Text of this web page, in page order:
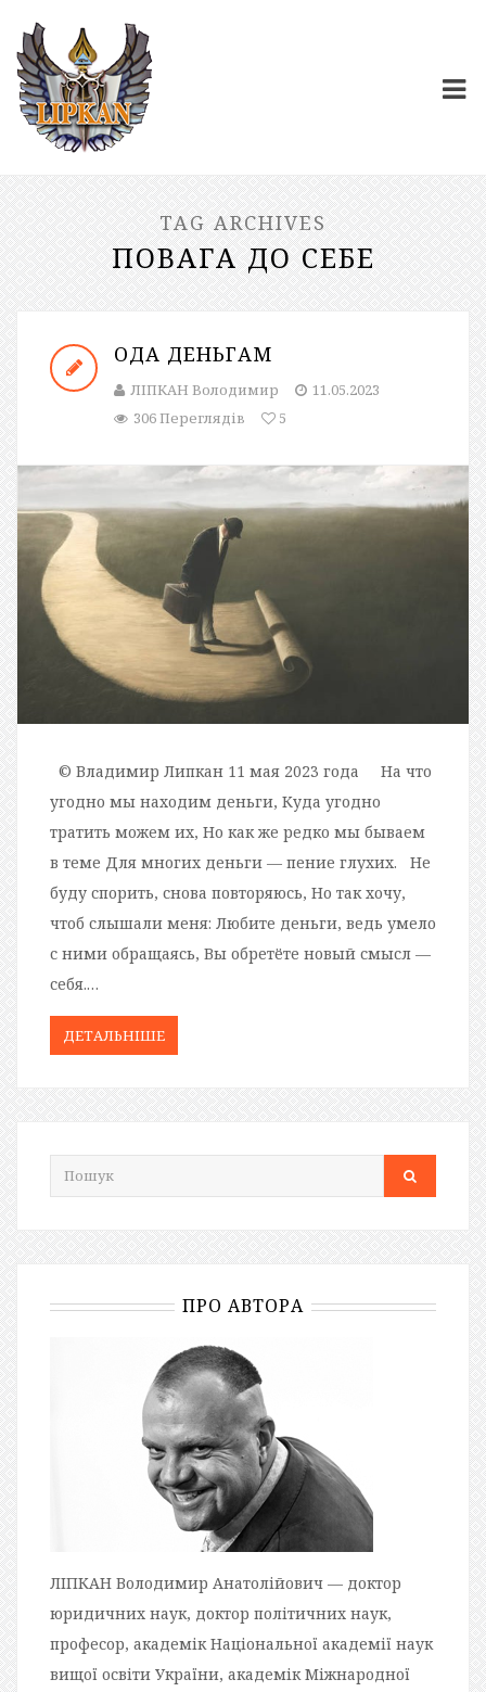
TAG ARCHIVES
ПОВАГА ДО СЕБЕ
ОДА ДЕНЬГАМ
ЛІПКАН Володимир
11.05.2023
306 Переглядів
5
© Владимир Липкан 11 мая 2023 года На что
угодно мы находим деньги, Куда угодно
тратить можем их, Но как же редко мы бываем
в теме Для многих деньги — пение глухих. Не
буду спорить, снова повторяюсь, Но так хочу,
чтоб слышали меня: Любите деньги, ведь умело
с ними обращаясь, Вы обретёте новый смысл —
себя.…
ДЕТАЛЬНIШЕ
ПРО АВТОРА
ЛІПКАН Володимир Анатолійович — доктор
юридичних наук, доктор політичних наук,
професор, академік Національної академії наук
вищої освіти України, академік Міжнародної